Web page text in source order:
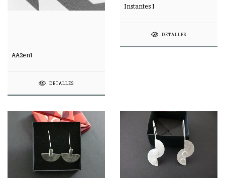
AA2en1
DETALLES
Instantes I
DETALLES